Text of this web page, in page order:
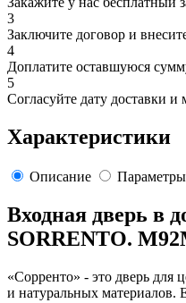
3
Заключите договор и
4
Доплатите оставшуюся
5
Согласуйте дату доставки и
Характеристики
Описание Параметры
Входная дверь в
SORRENTO.
«Сорренто» - это дверь для
и натуральных материалов.